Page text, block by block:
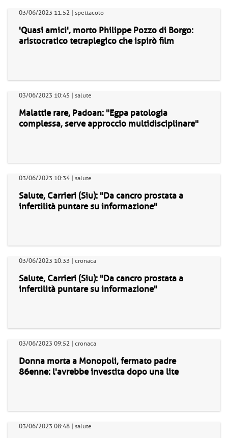
03/06/2023 11:52 | spettacolo
'Quasi amici', morto Philippe Pozzo di Borgo:
aristocratico tetraplegico che ispirò film
03/06/2023 10:45 | salute
Malattie rare, Padoan: "Egpa patologia
complessa, serve approccio multidisciplinare"
03/06/2023 10:34 | salute
Salute, Carrieri (Siu): "Da cancro prostata a
infertilità puntare su informazione"
03/06/2023 10:33 | cronaca
Salute, Carrieri (Siu): "Da cancro prostata a
infertilità puntare su informazione"
03/06/2023 09:52 | cronaca
Donna morta a Monopoli, fermato padre
86enne: l'avrebbe investita dopo una lite
03/06/2023 08:48 | salute